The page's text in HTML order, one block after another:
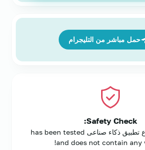
حمل مباشر من التليجرام
Safety Check:
تحميل grok اروع تطبيق ذكاء صناعى has been tested
and does not contain any